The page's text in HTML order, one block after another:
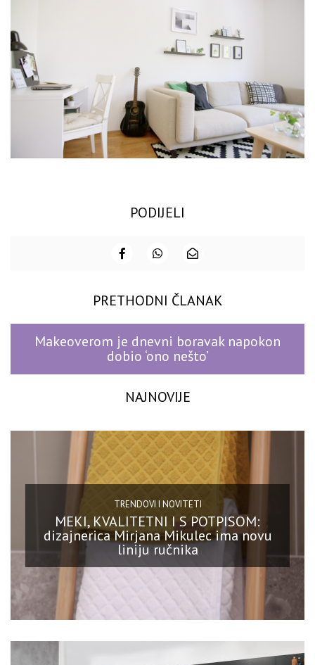
PODIJELI
PRETHODNI ČLANAK
Makeoverom je dnevni boravak napokon
dobio ‘ono nešto’
NAJNOVIJE
TRENDOVI I NOVITETI
MEKI, KVALITETNI I S POTPISOM:
dizajnerica Mirjana Mikulec ima novu
liniju ručnika